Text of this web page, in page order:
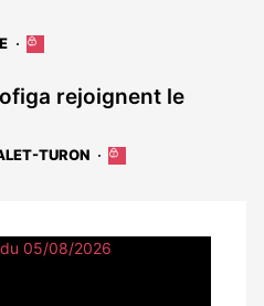
Cet
réservé
abonnés
rejoignent le
TURON
Cet
aux